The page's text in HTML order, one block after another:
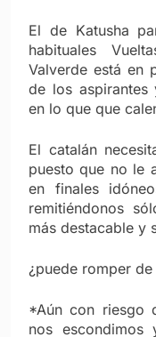
El de Katusha
habituales
Valverde está en
de los aspirantes
en lo que que
El catalán
puesto que no le
en finales
remitiéndonos
más destacable y
¿puede romper
*Aún con riesgo
nos